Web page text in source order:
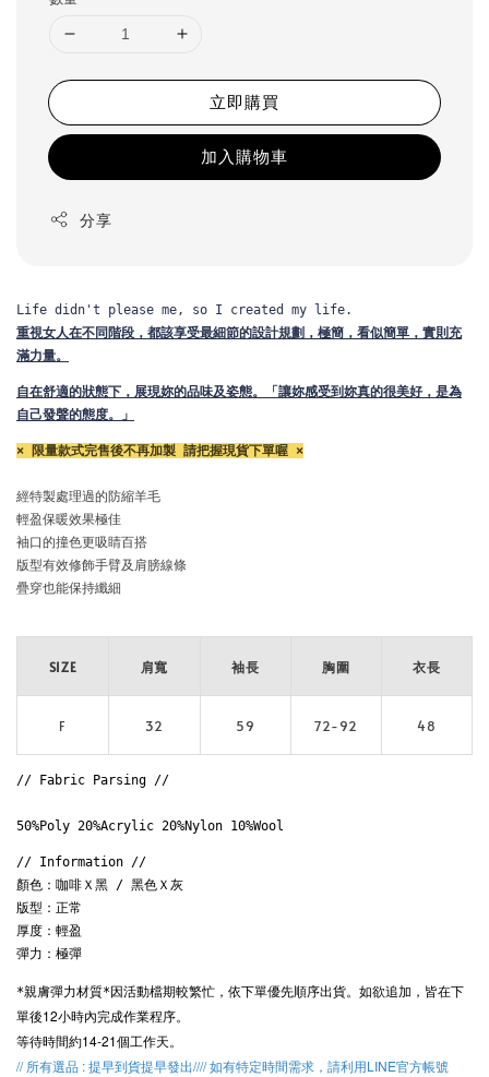
立即購買
加入購物車
分享
Life didn't please me, so I created my life.
重視女人在不同階段，都該享受最細節的設計規劃， 極簡，看似簡單，實則充
滿力量。
自在舒適的狀態下，展現妳的品味及姿態。
「讓妳感受到妳真的很美好，是為
自己發聲的態度。」
× 限量款式完售後不再加製 請把握現貨下單喔 ×
經特製處理過的防縮羊毛
輕盈保暖效果極佳
袖口的撞色更吸睛百搭
版型有效修飾手臂及肩膀線條
疊穿也能保持纖細
SIZE 肩寬 袖長 胸圍 衣長
F 32 59 72-92 48
// Fabric Parsing //
// Information //
顏色：咖啡Ｘ黑 / 黑色Ｘ灰
版型：正常
厚度：輕盈
彈力：極彈
*親膚彈力材質*因活動檔期較繁忙， 依下單優先順序出貨。 如欲追加，皆在下
單後12小時內完成作業程序。
等待時間約14-21個工作天。
// 所有選品 : 提早到貨提早發出//// 如有特定時間需求，請利用LINE官方帳號